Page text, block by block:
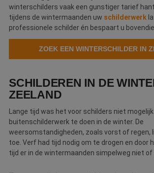
winterschilders vaak een gunstiger tarief
tijdens de wintermaanden uw schilderwerk
professionele schilder én bespaart u
ZOEK EEN WINTERSCHILDER IN
SCHILDEREN IN DE
ZEELAND
Lange tijd was het voor schilders niet
buitenschilderwerk te doen in de winter. De
weersomstandigheden, zoals vorst of regen,
toe. Verf had tijd nodig om te drogen en door
tijd er in de wintermaanden simpelweg niet of